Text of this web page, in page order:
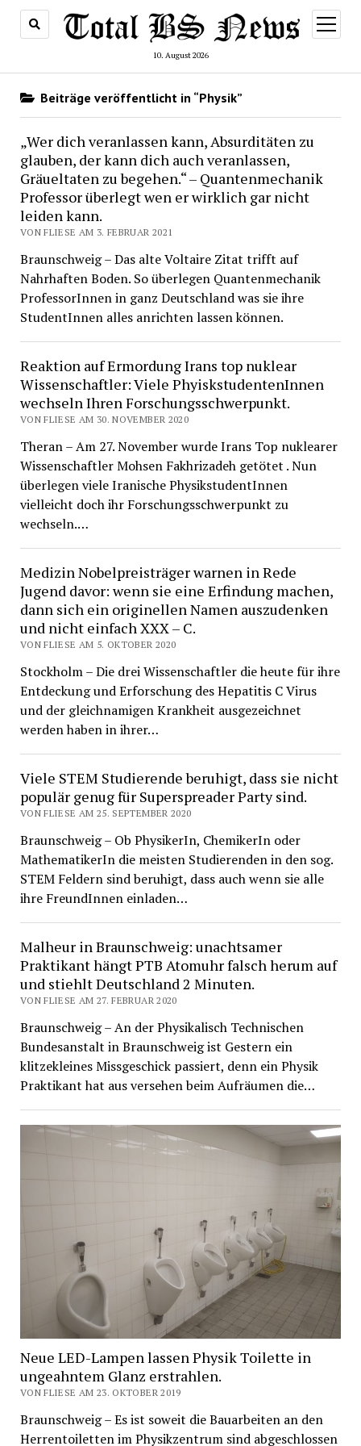
10. August 2026
Menü
öffnen
Beiträge veröffentlicht in “Physik”
„Wer dich veranlassen kann, Absurditäten zu
glauben, der kann dich auch veranlassen,
Gräueltaten zu begehen.“ – Quantenmechanik
Professor überlegt wen er wirklich gar nicht
leiden kann.
VON FLIESE AM 3. FEBRUAR 2021
Braunschweig – Das alte Voltaire Zitat trifft auf
Nahrhaften Boden. So überlegen Quantenmechanik
ProfessorInnen in ganz Deutschland was sie ihre
StudentInnen alles anrichten lassen können.
Reaktion auf Ermordung Irans top nuklear
Wissenschaftler: Viele PhyiskstudentenInnen
wechseln Ihren Forschungsschwerpunkt.
VON FLIESE AM 30. NOVEMBER 2020
Theran – Am 27. November wurde Irans Top nuklearer
Wissenschaftler Mohsen Fakhrizadeh getötet . Nun
überlegen viele Iranische PhysikstudentInnen
vielleicht doch ihr Forschungsschwerpunkt zu
wechseln.…
Medizin Nobelpreisträger warnen in Rede
Jugend davor: wenn sie eine Erfindung machen,
dann sich ein originellen Namen auszudenken
und nicht einfach XXX – C.
VON FLIESE AM 5. OKTOBER 2020
Stockholm – Die drei Wissenschaftler die heute für ihre
Entdeckung und Erforschung des Hepatitis C Virus
und der gleichnamigen Krankheit ausgezeichnet
werden haben in ihrer…
Viele STEM Studierende beruhigt, dass sie nicht
populär genug für Superspreader Party sind.
VON FLIESE AM 25. SEPTEMBER 2020
Braunschweig – Ob PhysikerIn, ChemikerIn oder
MathematikerIn die meisten Studierenden in den sog.
STEM Feldern sind beruhigt, dass auch wenn sie alle
ihre FreundInnen einladen…
Malheur in Braunschweig: unachtsamer
Praktikant hängt PTB Atomuhr falsch herum auf
und stiehlt Deutschland 2 Minuten.
VON FLIESE AM 27. FEBRUAR 2020
Braunschweig – An der Physikalisch Technischen
Bundesanstalt in Braunschweig ist Gestern ein
klitzekleines Missgeschick passiert, denn ein Physik
Praktikant hat aus versehen beim Aufräumen die…
Neue LED-Lampen lassen Physik Toilette in
ungeahntem Glanz erstrahlen.
VON FLIESE AM 23. OKTOBER 2019
Braunschweig – Es ist soweit die Bauarbeiten an den
Herrentoiletten im Physikzentrum sind abgeschlossen